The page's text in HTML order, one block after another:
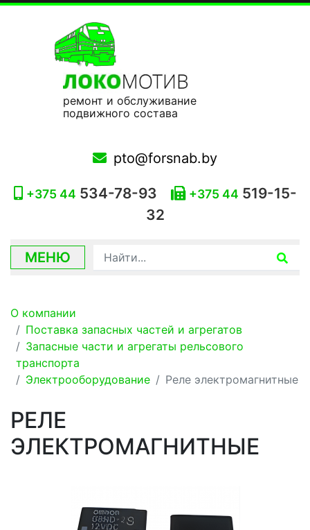
ремонт и обслуживание
подвижного состава
pto@forsnab.by
+375 44 534-78-93 +375 44 519-15-
32
МЕНЮ
О компании
Поставка запасных частей и агрегатов
Запасные части и агрегаты рельсового
транспорта
Электрооборудование
Реле электромагнитные
РЕЛЕ
ЭЛЕКТРОМАГНИТНЫЕ